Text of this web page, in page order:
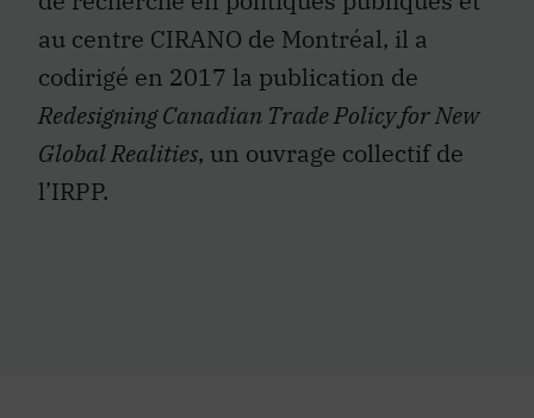
au centre CIRANO de Montréal, il a
codirigé en 2017 la publication de
Redesigning Canadian Trade Policy for New
Global Realities, un ouvrage collectif de
l’IRPP.